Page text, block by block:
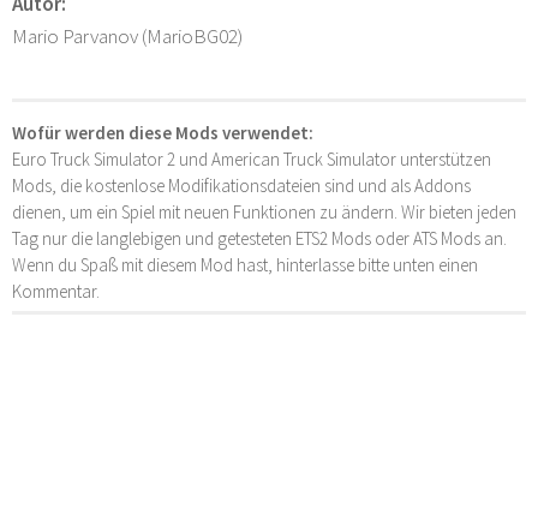
Mario Parvanov (MarioBG02)
Wofür werden diese Mods verwendet:
Euro Truck Simulator 2 und American Truck Simulator unterstützen
Mods, die kostenlose Modifikationsdateien sind und als Addons
dienen, um ein Spiel mit neuen Funktionen zu ändern. Wir bieten jeden
Tag nur die langlebigen und getesteten ETS2 Mods oder ATS Mods an.
Wenn du Spaß mit diesem Mod hast, hinterlasse bitte unten einen
Kommentar.